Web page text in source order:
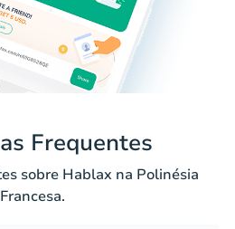
Frequentes
sobre Hablax na Polinésia
Francesa.